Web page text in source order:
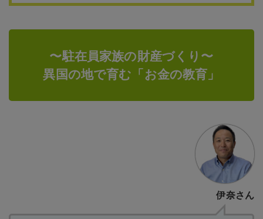
〜駐在員家族の財産づくり〜
異国の地で育む「お金の教育」
伊奈さん